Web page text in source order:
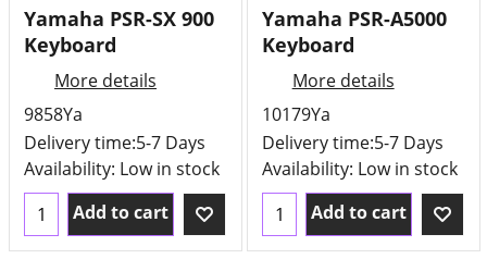
Yamaha PSR-SX 900
Keyboard
More details
9858Ya
Delivery time:5-7 Days
Availability: Low in stock
Add to cart
Yamaha PSR-A5000
Keyboard
More details
10179Ya
Delivery time:5-7 Days
Availability: Low in stock
Add to cart